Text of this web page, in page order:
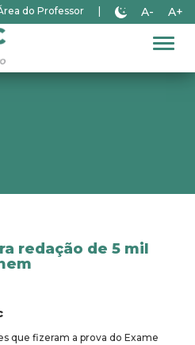
do Professor A- A+
redação de 5 mil
que fizeram a prova do Exame